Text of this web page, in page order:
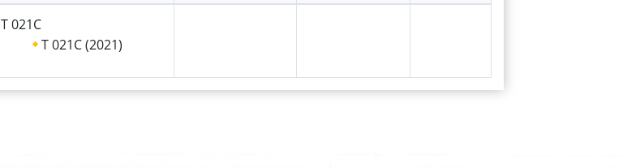
T 021C
T 021C (2021)